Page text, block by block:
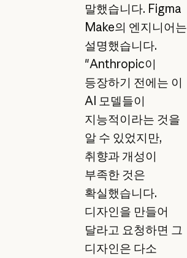
말했습니다. Figma
Make의 엔지니어는
설명했습니다.
"Anthropic이
등장하기 전에는 이
AI 모델들이
지능적이라는 것을
알 수 있었지만,
취향과 개성이
부족한 것은
확실했습니다.
디자인을 만들어
달라고 요청하면 그
디자인은 다소